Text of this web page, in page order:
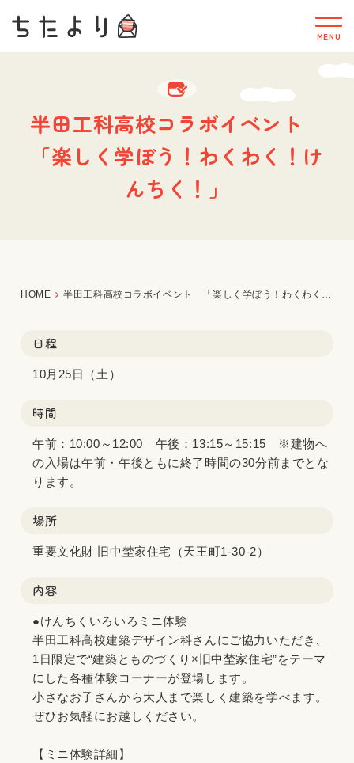
半田工科高校コラボイベント
「楽しく学ぼう！わくわく！け
んちく！」
HOME 半田工科高校コラボイベント 「楽しく学ぼう！わくわく！けんちく！」
日程
10月25日（土）
時間
午前：10:00～12:00 午後：13:15～15:15 ※建物へ
の入場は午前・午後ともに終了時間の30分前までとな
ります。
場所
重要文化財 旧中埜家住宅（天王町1-30-2）
内容
●けんちくいろいろミニ体験
半田工科高校建築デザイン科さんにご協力いただき、
1日限定で“建築とものづくり×旧中埜家住宅”をテーマ
にした各種体験コーナーが登場します。
小さなお子さんから大人まで楽しく建築を学べます。
ぜひお気軽にお越しください。
【ミニ体験詳細】